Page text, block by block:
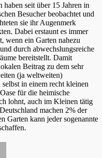
seit über 15 Jahren in
Besucher beobachtet und
sie ihr Augenmerk
Dabei erstaunt es immer
wenn ein Garten nahezu
durch abwechslungsreiche
bereitstellt. Damit
Beitrag zu dem sehr
(ja weltweiten)
selbst in einem recht kleinen
für die heimische
lohnt, auch im Kleinen tätig
machen 2% der
Garten kann jeder sogenannte